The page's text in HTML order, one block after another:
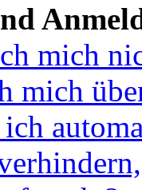
mich
mich